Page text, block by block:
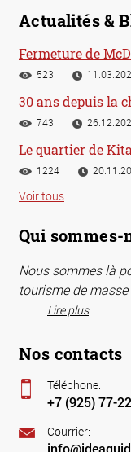
Actualités &
Fermeture de
523
30 ans depuis la
743
Le quartier de
1224
Voir tous
Qui sommes-
Nous sommes là
tourisme de
Lire plus
Nos contacts
Téléphone:
+7 (925) 77-
Courrier: